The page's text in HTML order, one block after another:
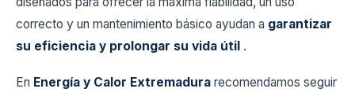
correcto y un mantenimiento básico ayudan a garantizar
su eficiencia y prolongar su vida útil .
En Energía y Calor Extremadura recomendamos seguir